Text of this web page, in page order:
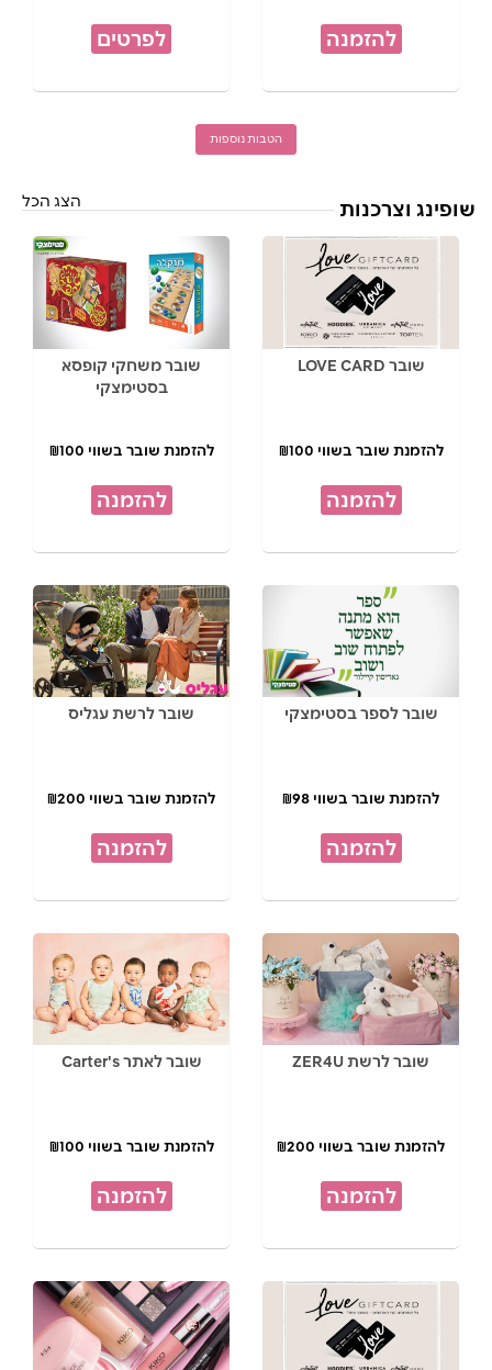
להזמנה לפרטים
הטבות נוספות
שופינג וצרכנות הצג הכל
שובר LOVE CARD
להזמנת שובר בשווי ₪100
להזמנה
שובר משחקי קופסא
בסטימצקי
להזמנת שובר בשווי ₪100
להזמנה
שובר לספר בסטימצקי
להזמנת שובר בשווי ₪98
להזמנה
שובר לרשת עגליס
להזמנת שובר בשווי ₪200
להזמנה
שובר לרשת ZER4U
להזמנת שובר בשווי ₪200
להזמנה
שובר לאתר Carter's
להזמנת שובר בשווי ₪100
להזמנה